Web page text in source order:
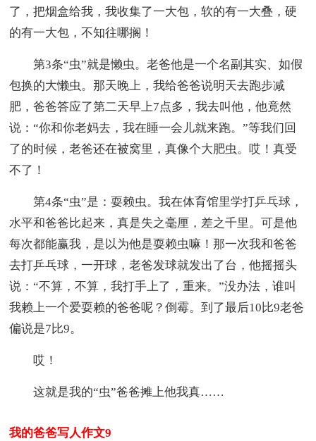
了，把烟盒给我，我收集了一大包，软的有一大叠，硬
的有一大包，不知往哪搁！
第3条“虫”就是懒虫。老爸他是一个名副其实、如假
包换的大懒虫。那天晚上，我给爸爸说明天去跑步减
肥，爸爸答应了第二天早上7点多，我去叫他，他竟然
说：“你和你老妈去，我在睡一会儿就来跑。”等我们回
了的时候，老爸还在被窝里，真像个大肥虫。哎！真受
不了！
第4条“虫”是：耍赖虫。我在体育馆里学打乒乓球，
水平和爸爸比起来，真是失之毫厘，差之千里。可是他
每次都能赢我，是以为他是耍赖虫嘛！那一次我和爸爸
去打乒乓球，一开球，老爸发球就发出了台，他摇摇头
说：“不算，不算，我打手上了，重来。”没办法，谁叫
我赖上一个爱耍赖的爸爸呢？倒霉。到了最后10比9老爸
偏说是7比9。
哎！
这就是我的“虫”爸爸摊上他我真……
我的爸爸写人作文9